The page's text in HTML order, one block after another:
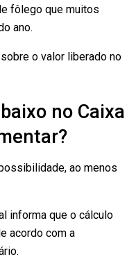
fôlego que muitos
ano.
o valor liberado no
no Caixa
ao menos
informa que o cálculo
acordo com a